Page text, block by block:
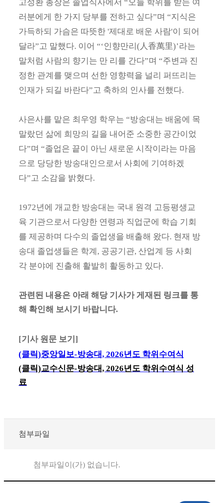
고성환 총장은 졸업식사에서 “오늘 학위를 받는 여
러분에게 한 가지 당부를 전하고 싶다”며 “지식은
가득하되 가슴은 따뜻한 '제대로 배운 사람'이 되어
달라”고 말했다. 이어 “‘인향만리(人香萬里)’라는
말처럼 사람의 향기는 만 리를 간다”며 “주변과 진
정한 관계를 맺으며 선한 영향력을 널리 퍼뜨리는
인재가 되길 바란다”고 축하의 인사를 전했다.
사은사를 맡은 최우영 학우는 “방송대는 배움에 목
말랐던 삶에 희망의 길을 내어준 소중한 공간이었
다”며 “졸업은 끝이 아닌 새로운 시작이라는 마음
으로 당당한 방송대인으로서 사회에 기여하겠
다”고 소감을 밝혔다.
1972년에 개교한 방송대는 국내 원격 고등평생교
육 기관으로서 다양한 연령과 직업군에 학습 기회
를 제공하며 다수의 졸업생을 배출해 왔다. 현재 방
송대 졸업생들은 학계, 공공기관, 산업계 등 사회
각 분야에 진출해 활발히 활동하고 있다.
관련된 내용은 아래 해당 기사가 게재된 링크를 통
해 확인해 보시기 바랍니다.
[기사 원문 보기 ]
(클릭)중앙일보-방송대, 2026년도 학위수여식
(클릭)교수신문-방송대, 2026년도 학위수여식 성
료
첨부파일
첨부파일이(가) 없습니다.